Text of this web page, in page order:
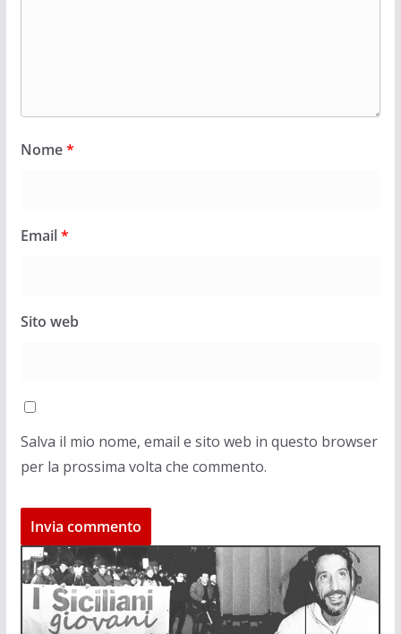
Nome*
Email*
Sito web
Salva il mio nome, email e sito web in questo browser
per la prossima volta che commento.